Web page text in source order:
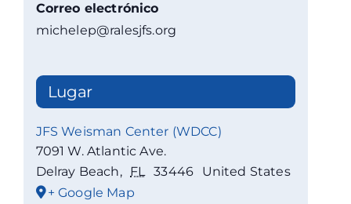
Correo electrónico
michelep@ralesjfs.org
Lugar
JFS Weisman Center (WDCC)
7091 W. Atlantic Ave.
Delray Beach, FL 33446
United States
+ Google Map